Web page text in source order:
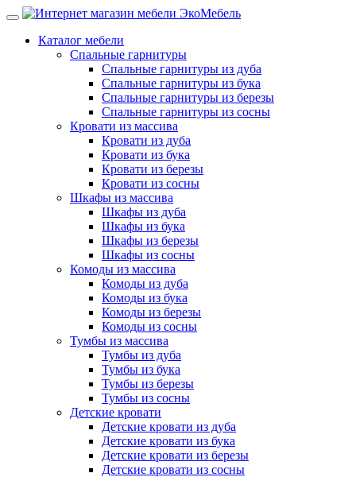
Каталог мебели
Спальные гарнитуры
Спальные гарнитуры из дуба
Спальные гарнитуры из бука
Спальные гарнитуры из березы
Спальные гарнитуры из сосны
Кровати из массива
Кровати из дуба
Кровати из бука
Кровати из березы
Кровати из сосны
Шкафы из массива
Шкафы из дуба
Шкафы из бука
Шкафы из березы
Шкафы из сосны
Комоды из массива
Комоды из дуба
Комоды из бука
Комоды из березы
Комоды из сосны
Тумбы из массива
Тумбы из дуба
Тумбы из бука
Тумбы из березы
Тумбы из сосны
Детские кровати
Детские кровати из дуба
Детские кровати из бука
Детские кровати из березы
Детские кровати из сосны